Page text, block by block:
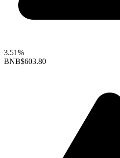
3.51%
BNB$603.80